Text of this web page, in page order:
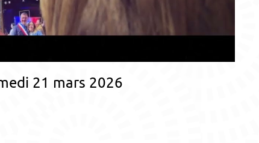
21 mars 2026